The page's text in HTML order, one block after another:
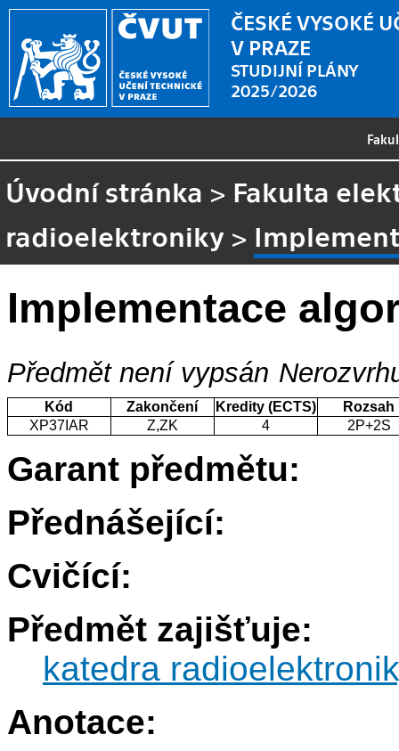
ČESKÉ VYSOKÉ
V PRAZE
STUDIJNÍ PLÁNY
2025/2026
Úvodní stránka > Fakulta
radioelektroniky >
Implementace
Předmět není vypsán
Kód Zakončení Kredity (ECTS)
Rozsah
XP37IAR
Z,ZK 4 2P+2S
Garant předmětu:
Přednášející:
Cvičící:
Předmět zajišťuje:
katedra
Anotace: